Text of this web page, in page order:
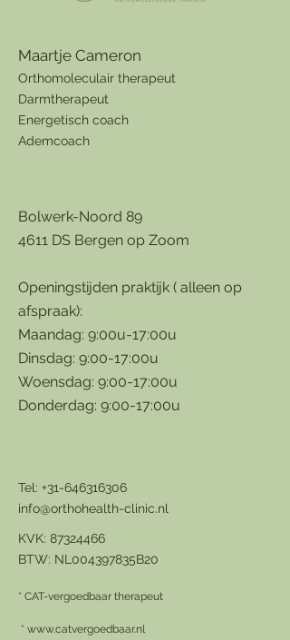
Maartje Cameron
Orthomoleculair therapeut
Darmtherapeut
Energetisch coach
Ademcoach
​Bolwerk-Noord 89
4611 DS Bergen op Zoom
Openingstijden praktijk ( alleen op
afspraak):
Maandag: 9:00u-17:00u
Dinsdag: 9:00-17:00u
Woensdag: 9:00-17:00u
Donderdag: 9:00-17:00u
Tel: +31-646316306
info@orthohealth-clinic.nl
KVK: 87324466
BTW: NL004397835B20
* CAT-vergoedbaar therapeut
* www.catvergoedbaar.nl